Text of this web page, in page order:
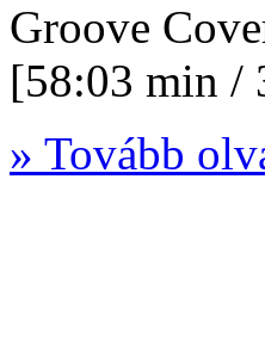
Groove
[58:03 min /
» Tovább